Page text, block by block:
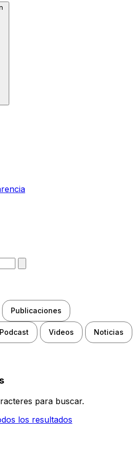
Escribe para buscar noticias,
Publicaciones
Podcast Videos Noticias
para buscar.
los resultados